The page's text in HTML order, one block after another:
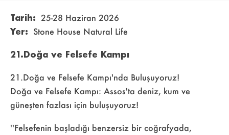
Tarih: 25-28 Haziran 2026
Yer: Stone House Natural Life
21.Doğa ve Felsefe Kampı
21.Doğa ve Felsefe Kampı'nda Buluşuyoruz!
Doğa ve Felsefe Kampı: Assos'ta deniz, kum ve
güneşten fazlası için buluşuyoruz!
''Felsefenin başladığı benzersiz bir coğrafyada,